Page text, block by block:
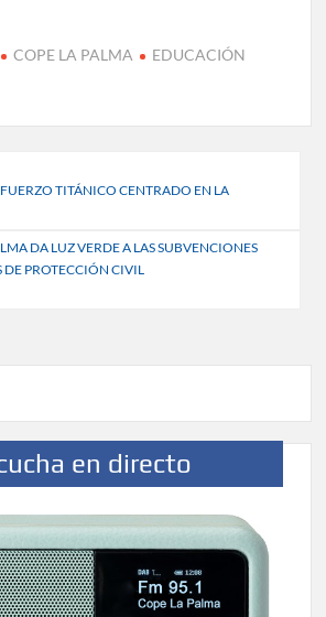
COPE LA PALMA
EDUCACIÓN
TITÁNICO CENTRADO EN LA
DA LUZ VERDE A LAS SUBVENCIONES
DE PROTECCIÓN CIVIL
en directo